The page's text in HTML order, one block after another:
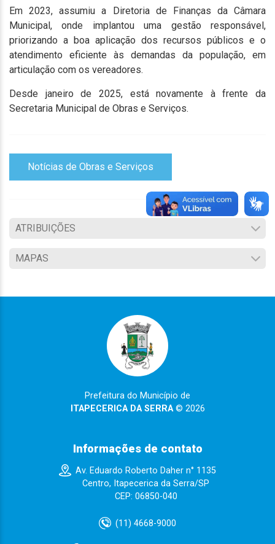
Em 2023, assumiu a Diretoria de Finanças da Câmara
Municipal, onde implantou uma gestão responsável,
priorizando a boa aplicação dos recursos públicos e o
atendimento eficiente às demandas da população, em
articulação com os vereadores.
Desde janeiro de 2025, está novamente à frente da
Secretaria Municipal de Obras e Serviços.
Notícias de Obras e Serviços
ATRIBUIÇÕES
MAPAS
Prefeitura do Município de
ITAPECERICA DA SERRA© 2026
Informações de contato
Av. Eduardo Roberto Daher n° 1135
Centro, Itapecerica da Serra/SP
CEP: 06850-040
(11) 4668-9000